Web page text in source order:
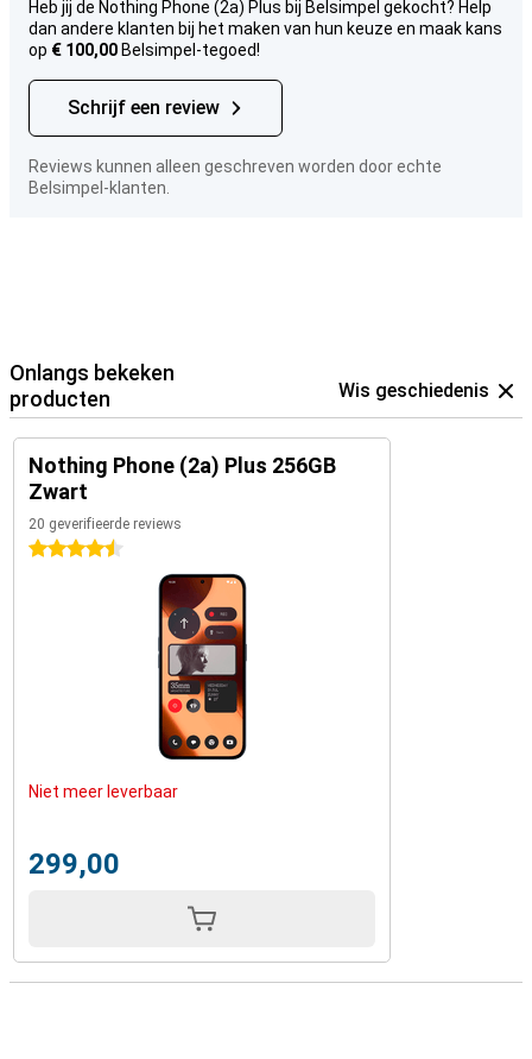
Heb jij de Nothing Phone (2a) Plus bij Belsimpel gekocht? Help
dan andere klanten bij het maken van hun keuze en maak kans
op € 100,00 Belsimpel-tegoed!
Schrijf een review
Reviews kunnen alleen geschreven worden door echte
Belsimpel-klanten.
Onlangs bekeken
producten
Wis geschiedenis
Nothing Phone (2a) Plus 256GB
Zwart
20 geverifieerde reviews
4.5 sterren
Niet meer leverbaar
299,00